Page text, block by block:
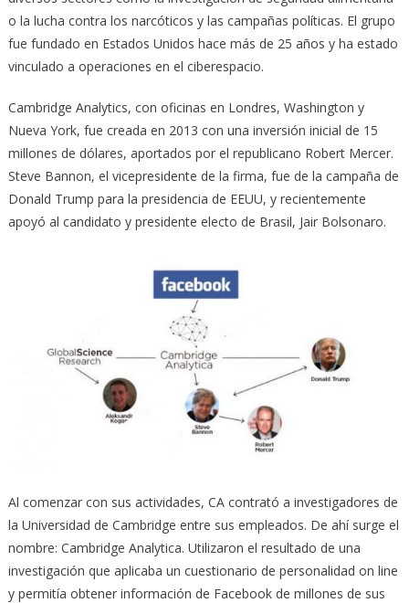
o la lucha contra los narcóticos y las campañas políticas. El grupo
fue fundado en Estados Unidos hace más de 25 años y ha estado
vinculado a operaciones en el ciberespacio.
Cambridge Analytics, con oficinas en Londres, Washington y
Nueva York, fue creada en 2013 con una inversión inicial de 15
millones de dólares, aportados por el republicano Robert Mercer.
Steve Bannon, el vicepresidente de la firma, fue de la campaña de
Donald Trump para la presidencia de EEUU, y recientemente
apoyó al candidato y presidente electo de Brasil, Jair Bolsonaro.
Al comenzar con sus actividades, CA contrató a investigadores de
la Universidad de Cambridge entre sus empleados. De ahí surge el
nombre: Cambridge Analytica. Utilizaron el resultado de una
investigación que aplicaba un cuestionario de personalidad on line
y permitía obtener información de Facebook de millones de sus